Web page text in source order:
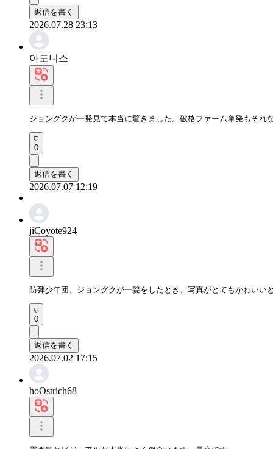
返信を書く
2026.07.28 23:13
아도니스
ジョングクが一発見て本当に驚きました。破格ファーム単発もそれ
0
返信を書く
2026.07.07 12:19
jiCoyote924
防弾少年団、ジョングクが一髪をしたとき、写真がとてもかわいい
0
返信を書く
2026.07.02 17:15
hoOstrich68